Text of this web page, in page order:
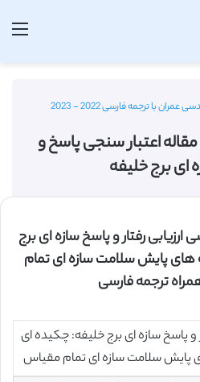
با ترجمه فارسی 2022 - 2023
مقاله اعتبار سنجی پاسخ و
ای برج خلیفه
ارزیابی رفتار و پاسخ سازه ای برج
های پایش سلامت سازه ای تمام
ترجمه فارسی
و پاسخ سازه ای برج خلیفه: چکیده ای
پایش سلامت سازه ای تمام مقیاس